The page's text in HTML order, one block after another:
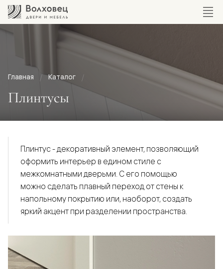
Главная Каталог
Плинтусы
Плинтус - декоративный элемент, позволяющий
оформить интерьер в едином стиле с
межкомнатными дверьми. С его помощью
можно сделать плавный переход от стены к
напольному покрытию или, наоборот, создать
яркий акцент при разделении пространства.